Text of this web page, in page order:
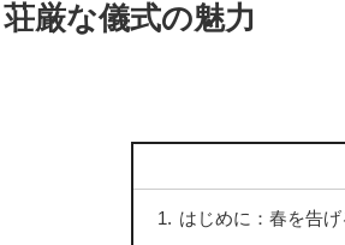
厳な儀式の魅力
はじめに：春を告